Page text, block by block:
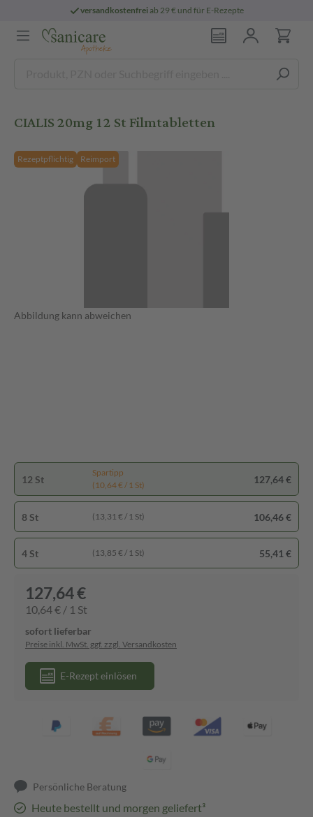
versandkostenfreiab 29 € und für E-Rezepte
CIALIS 20mg 12 St Filmtabletten
Rezeptpflichtig Reimport
Abbildung kann abweichen
12 St
Spartipp
(10,64 € / 1 St)
127,64 €
8 St (13,31 € / 1 St) 106,46 €
4 St (13,85 € / 1 St) 55,41 €
127,64 €
10,64 € / 1 St
sofort lieferbar
Preise inkl. MwSt. ggf. zzgl. Versandkosten
E-Rezept einlösen
Persönliche Beratung
Heute bestellt und morgen geliefert³